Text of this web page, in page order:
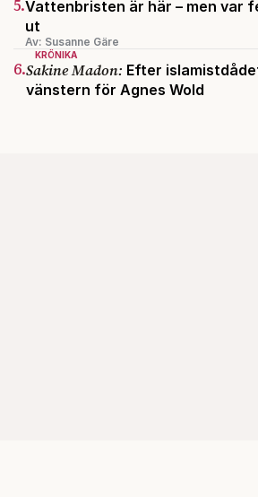
5.Vattenbristen är här – men var
ut
Av: Susanne Gäre
KRÖNIKA
6.Sakine Madon: Efter
vänstern för Agnes Wold